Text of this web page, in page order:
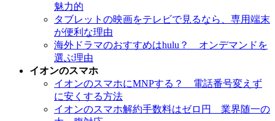
魅力的
タブレットの映画をテレビで見るなら、専用端末
が便利な理由
海外ドラマのおすすめはhulu？ オンデマンドを
選ぶ理由
イオンのスマホ
イオンのスマホにMNPする？ 電話番号変えず
に安くする方法
イオンのスマホ解約手数料はゼロ円 業界随一の